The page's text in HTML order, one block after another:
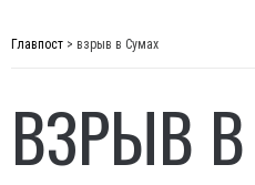
Главпост > взрыв в Сумах
ВЗРЫВ